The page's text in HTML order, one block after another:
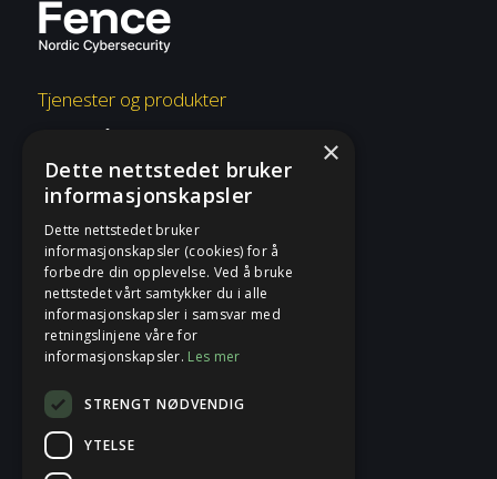
Tjenester og produkter
Overvåkning og respons
Risiko og etterlevelse
Rådgivning og konsulent
Tjenester og produkter
Fence
Sikkerhetsblogg
Om Fence
Kontakt
×
Dette nettstedet bruker
informasjonskapsler
Dette nettstedet bruker
informasjonskapsler (cookies) for å
forbedre din opplevelse. Ved å bruke
nettstedet vårt samtykker du i alle
informasjonskapsler i samsvar med
retningslinjene våre for
informasjonskapsler. Les mer
STRENGT NØDVENDIG
YTELSE